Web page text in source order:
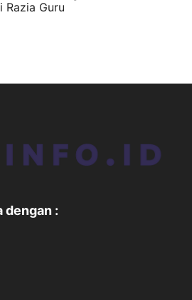
Razia Guru
dengan :